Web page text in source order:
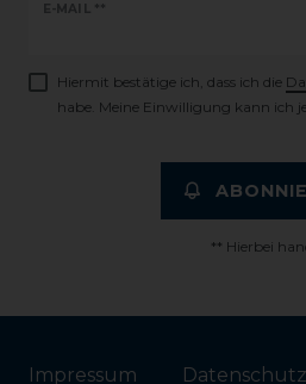
E-MAIL **
Newsletter
Hiermit bestätige ich, dass ich die
habe. Meine Einwilligung kann ich
** Hierbei
Impressum